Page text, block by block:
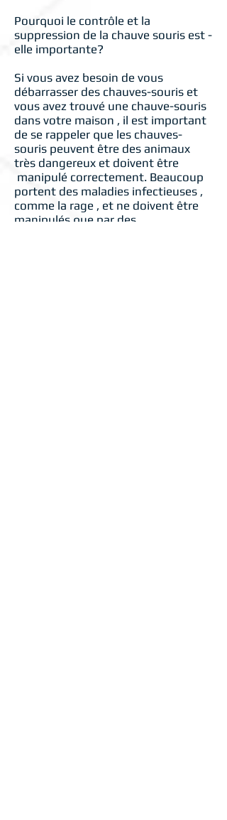
Pourquoi le contrôle et la
suppression de la chauve souris est -
elle importante?
Si vous avez besoin de vous
débarrasser des chauves-souris et
vous avez trouvé une chauve-souris
dans votre maison , il est important
de se rappeler que les chauves-
souris peuvent être des animaux
très dangereux et doivent être
manipulé correctement. Beaucoup
portent des maladies infectieuses ,
comme la rage , et ne doivent être
manipulés que par des